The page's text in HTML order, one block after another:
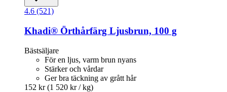
4.6 (521)
Khadi® Örthårfärg Ljusbrun, 100 g
Bästsäljare
För en ljus, varm brun nyans
Stärker och vårdar
Ger bra täckning av grått hår
152 kr (1 520 kr / kg)